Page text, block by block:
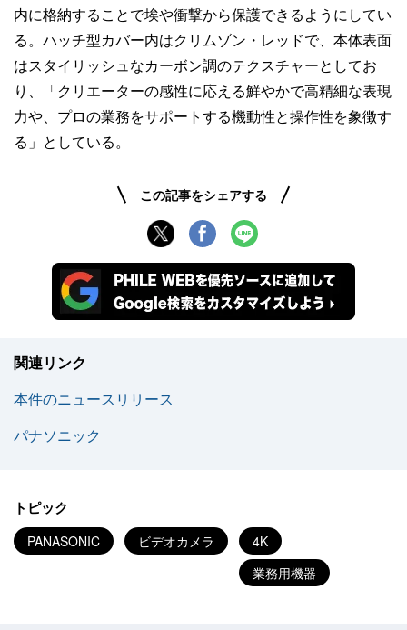
内に格納することで埃や衝撃から保護できるようにしてい
る。ハッチ型カバー内はクリムゾン・レッドで、本体表面
はスタイリッシュなカーボン調のテクスチャーとしてお
り、「クリエーターの感性に応える鮮やかで高精細な表現
力や、プロの業務をサポートする機動性と操作性を象徴す
る」としている。
この記事をシェアする
関連リンク
本件のニュースリリース
パナソニック
トピック
PANASONIC ビデオカメラ
4K
業務用機器